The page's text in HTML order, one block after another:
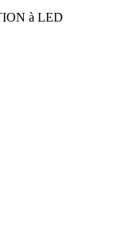
à LED